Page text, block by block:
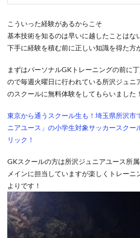
こういった経験があるからこそ
基本技術を知るのは早いに越したことはな
下手に経験を積む前に正しい知識を得た方
まずはパーソナルGKトレーニングの前に
ので毎週火曜日に行われている所沢ジュニ
のスクールに無料体験をしてもらいました！
東京から通うスクール生も！埼玉県所沢市
ニアユース」の小学生対象サッカースクー
リック！
GKスクールの方は所沢ジュニアユース所
メインに担当していますが楽しくトレーニ
よりです！
起き上がり方
蹴る
週6回
進入角度 進路
運
運動能力
間食
関東 関東GKキャンプ
静視力
頭のプレースピード
魂の守護神
鹿児島
鹿島アント
鹿島アントラーズジュニアユース